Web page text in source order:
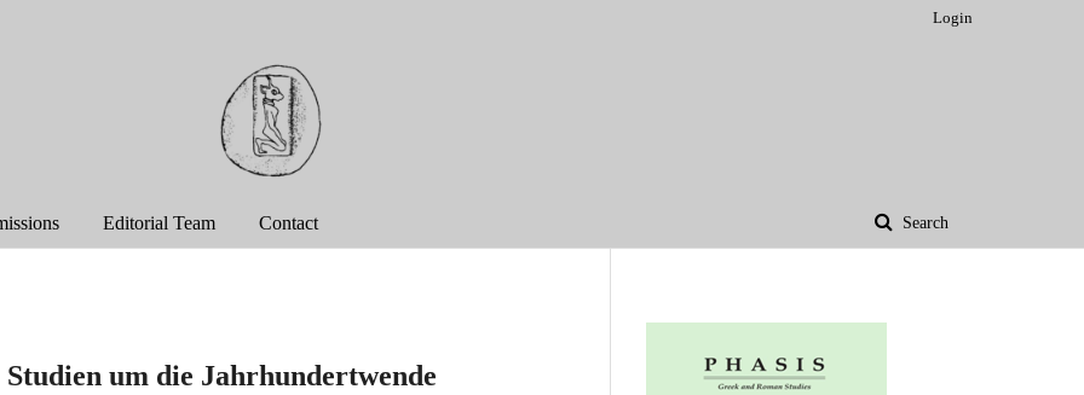
Editorial Team Contact Search
Login
um die Jahrhundertwende